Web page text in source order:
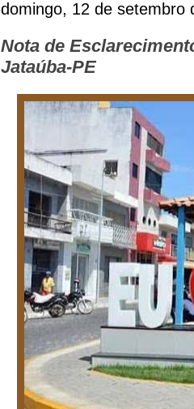
domingo, 12 de setembro
Nota de
Jataúba-PE